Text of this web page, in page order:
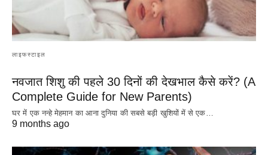
लाइफस्टाइल
नवजात शिशु की पहले 30 दिनों की देखभाल कैसे करें? (A
Complete Guide for New Parents)
घर में एक नन्हे मेहमान का आना दुनिया की सबसे बड़ी खुशियों में से एक…
9 months ago